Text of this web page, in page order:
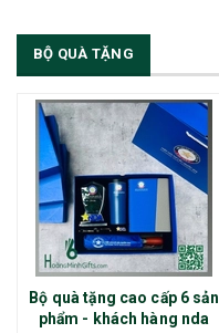
BỘ QUÀ TẶNG
Bộ quà tặng cao cấp 6 sản
phẩm - khách hàng nda